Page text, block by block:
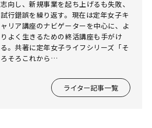
志向し、新規事業を起ち上げるも失敗、
試行錯誤を繰り返す。現在は定年女子キ
ャリア講座のナビゲーターを中心に、よ
りよく生きるための終活講座も手がけ
る。共著に定年女子ライフシリーズ「そ
ろそろこれから…
ライター記事一覧